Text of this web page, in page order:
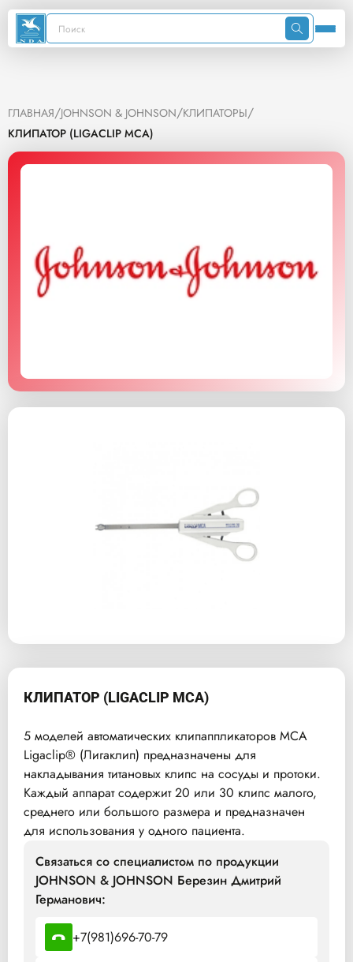
ГЛАВНАЯ/JOHNSON & JOHNSON/КЛИПАТОРЫ/
КЛИПАТОР (LIGACLIP MCA)
КЛИПАТОР (LIGACLIP MCA)
5 моделей автоматических клипаппликаторов МСА
Ligaclip® (Лигаклип) предназначены для
накладывания титановых клипс на сосуды и протоки.
Каждый аппарат содержит 20 или 30 клипс малого,
среднего или большого размера и предназначен
для использования у одного пациента.
Связаться со специалистом по продукции
JOHNSON & JOHNSON Березин Дмитрий
Германович:
+7(981)696-70-79